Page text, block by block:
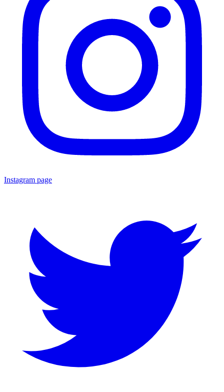
Instagram page